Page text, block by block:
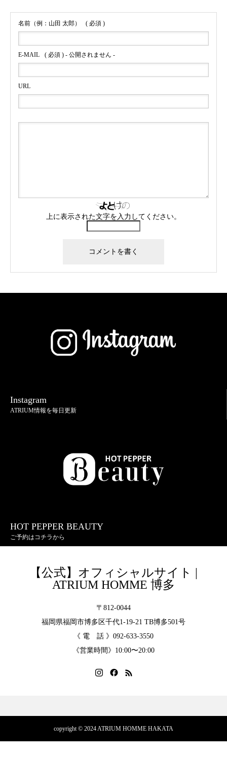
名前（例：山田 太郎） ( 必須 )
E-MAIL ( 必須 ) - 公開されません -
URL
上に表示された文字を入力してください。
Instagram
ATRIUM情報を毎日更新
HOT PEPPER BEAUTY
ご予約はコチラから
【公式】オフィシャルサイト |
ATRIUM HOMME 博多
〒812-0044
福岡県福岡市博多区千代1-19-21 TB博多501号
《 電 話 》092-633-3550
《営業時間》10:00〜20:00
copyright © 2024 ATRIUM HOMME HAKATA